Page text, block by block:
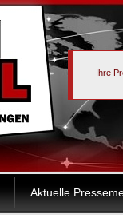
Ihre
Aktuelle